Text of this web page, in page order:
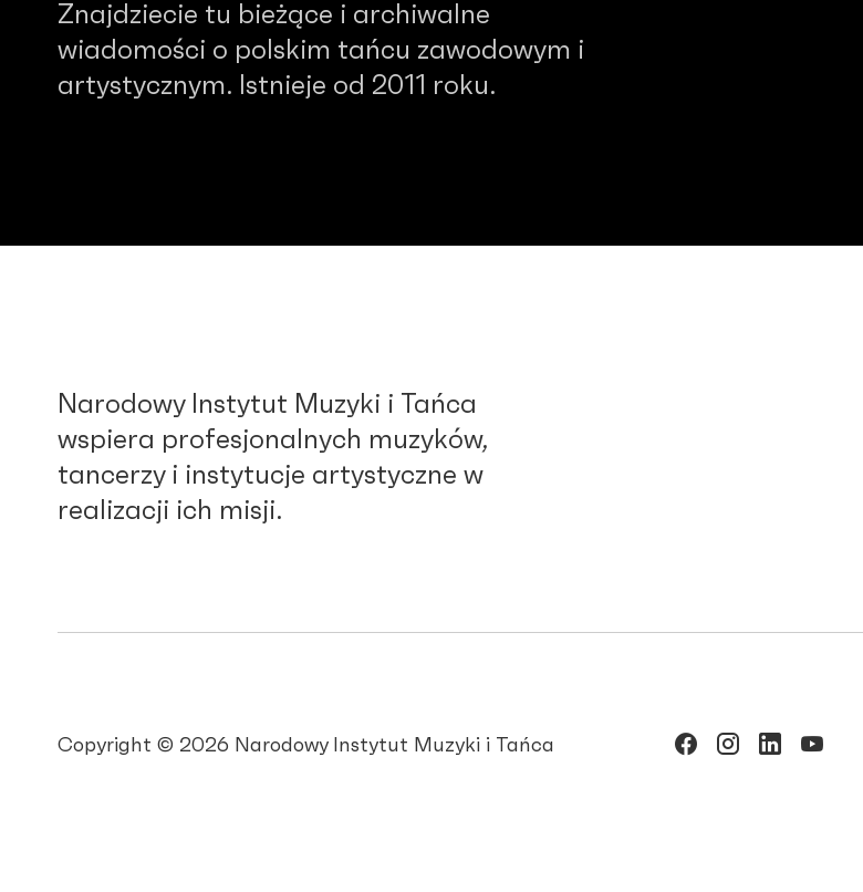
Znajdziecie tu bieżące i archiwalne
wiadomości o polskim tańcu zawodowym i
artystycznym. Istnieje od 2011 roku.
Narodowy Instytut Muzyki i Tańca
wspiera profesjonalnych muzyków,
tancerzy i instytucje artystyczne w
realizacji ich misji.
Copyright © 2026 Narodowy Instytut Muzyki i Tańca